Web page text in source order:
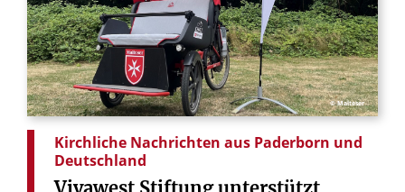
© Malteser
Kirchliche Nachrichten aus Paderborn und
Deutschland